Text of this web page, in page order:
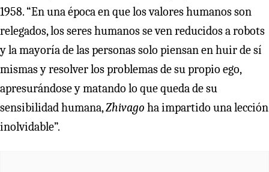
1958. “En una época en que los valores humanos son
relegados, los seres humanos se ven reducidos a robots
y la mayoría de las personas solo piensan en huir de sí
mismas y resolver los problemas de su propio ego,
apresurándose y matando lo que queda de su
sensibilidad humana,Zhivago ha impartido una lección
inolvidable”.